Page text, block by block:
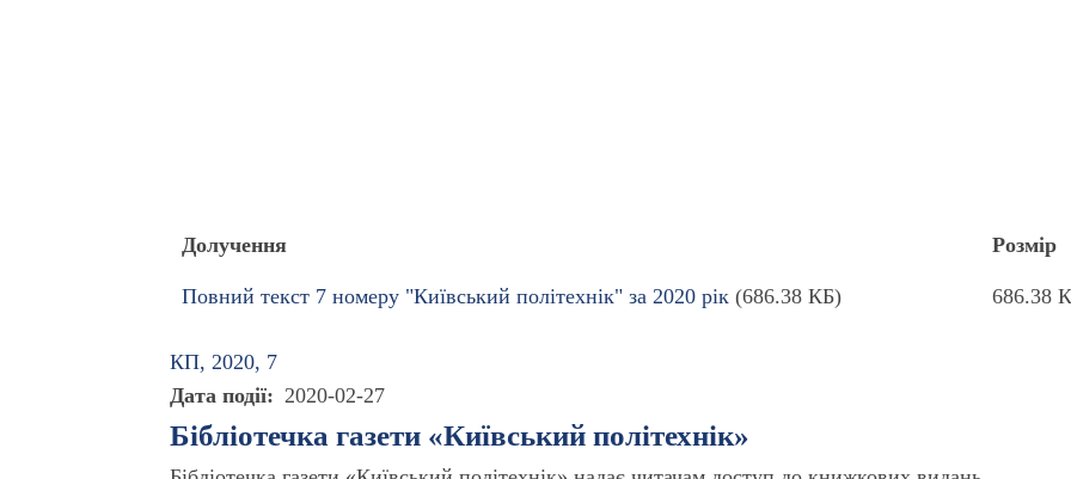
Долучення Розмір
Повний текст 7 номеру "Київський політехнік" за 2020 рік (686.38 КБ) 686.38
КП, 2020, 7
Дата події
2020-02-27
Бібліотечка газети «Київський політехнік»